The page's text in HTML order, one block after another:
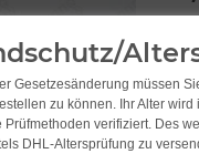
Gesetzesänderung müssen
zu können. Ihr Alter
Prüfmethoden verifiziert. Des
DHL-Altersprüfung zu